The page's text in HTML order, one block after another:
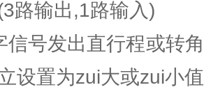
路输出,1路输入)
信号发出直行程或转
设置为zui大或zui小